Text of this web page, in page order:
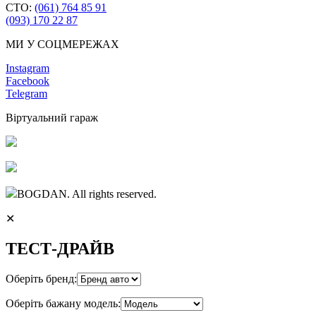
СТО: (061) 764 85 91
(093) 170 22 87
МИ У СОЦМЕРЕЖАХ
Instagram
Facebook
Telegram
Віртуальний гараж
BOGDAN. All rights reserved.
✕
ТЕСТ-ДРАЙВ
Оберіть бренд:
Оберіть бажану модель: